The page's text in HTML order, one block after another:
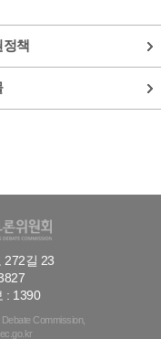
책
272길 23
: 1390
Commission,